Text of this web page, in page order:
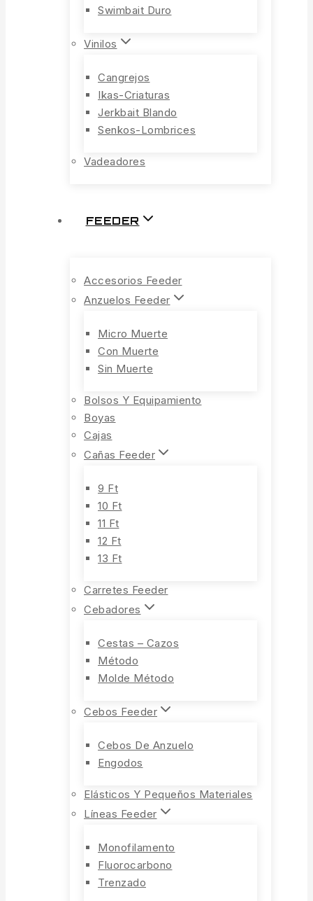
Swimbait Duro
Vinilos
Cangrejos
Ikas-Criaturas
Jerkbait Blando
Senkos-Lombrices
Vadeadores
FEEDER
Accesorios Feeder
Anzuelos Feeder
Micro Muerte
Con Muerte
Sin Muerte
Bolsos Y Equipamiento
Boyas
Cajas
Cañas Feeder
9 Ft
10 Ft
11 Ft
12 Ft
13 Ft
Carretes Feeder
Cebadores
Cestas – Cazos
Método
Molde Método
Cebos Feeder
Cebos De Anzuelo
Engodos
Elásticos Y Pequeños Materiales
Líneas Feeder
Monofilamento
Fluorocarbono
Trenzado